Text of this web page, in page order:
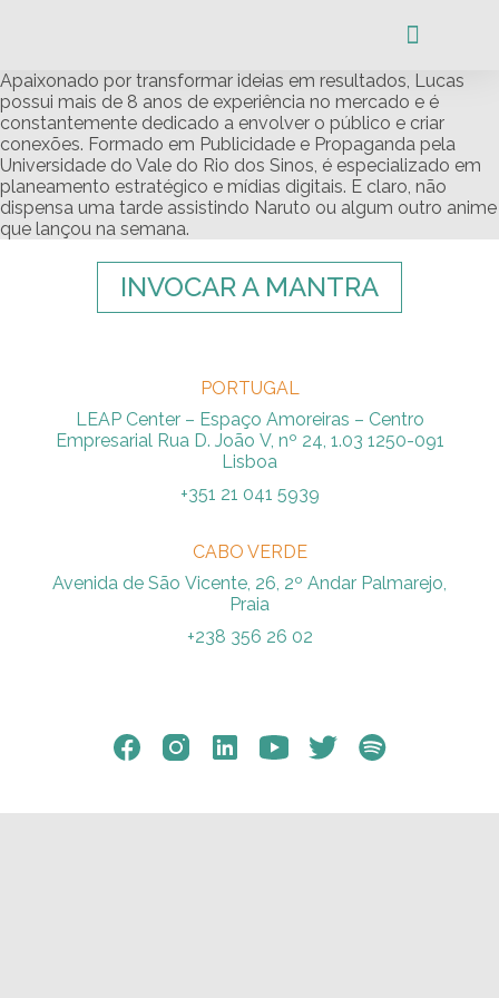
Apaixonado por transformar ideias em resultados, Lucas
possui mais de 8 anos de experiência no mercado e é
constantemente dedicado a envolver o público e criar
conexões. Formado em Publicidade e Propaganda pela
Universidade do Vale do Rio dos Sinos, é especializado em
planeamento estratégico e mídias digitais. E claro, não
dispensa uma tarde assistindo Naruto ou algum outro anime
que lançou na semana.
INVOCAR A MANTRA
PORTUGAL
LEAP Center – Espaço Amoreiras – Centro
Empresarial Rua D. João V, nº 24, 1.03 1250-091
Lisboa
+351 21 041 5939
CABO VERDE
Avenida de São Vicente, 26, 2º Andar Palmarejo,
Praia
+238 356 26 02